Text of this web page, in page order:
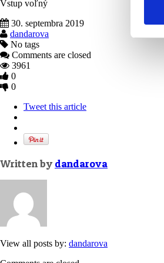
Vstup voľný
30. septembra 2019
dandarova
No tags
Comments are closed
3961
0
0
Tweet this article
Written by dandarova
View all posts by: dandarova